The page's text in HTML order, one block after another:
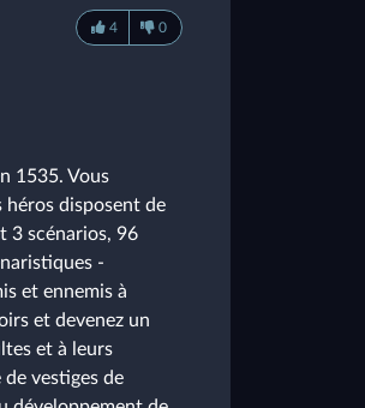
4 0
1535. Vous
héros disposent de
3 scénarios, 96
-
et ennemis à
et devenez un
et à leurs
vestiges de